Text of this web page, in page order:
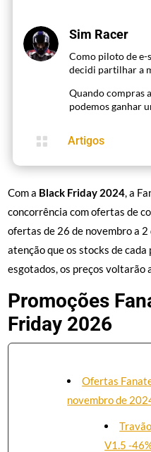
Sim Racer
Como piloto de e-
decidi partilhar a
Quando compras
podemos ganhar
 Artigos
Com a Black Friday 2024, a
concorrência com ofertas de
ofertas de 26 de novembro a
atenção que os stocks de
esgotados, os preços voltarão
Promoções
Friday 2026
Ofertas
novembro de
V1.5 -